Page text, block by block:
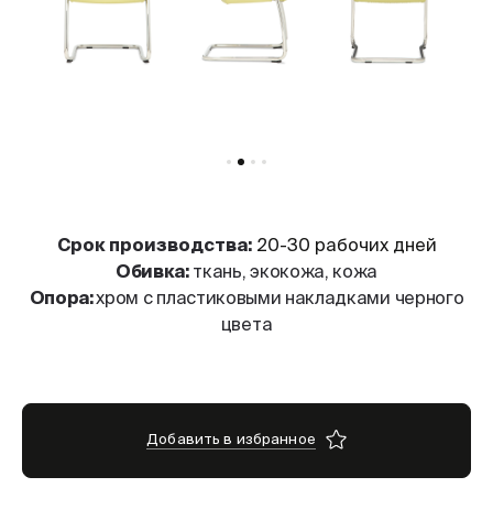
Cрок производства:20-30 рабочих дней
Обивка:ткань, экокожа, кожа
Опора:хром с пластиковыми накладками черного
цвета
Добавить в избранное